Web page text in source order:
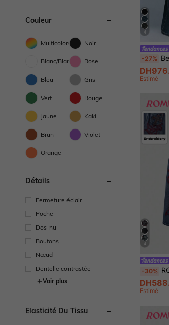
Couleur
Multicolore Noir
Blanc/Blanche Rose
Bleu Gris
Vert Rouge
Jaune Kaki
Brun Violet
Orange
Détails
Fermeture éclair
Poche
Dos-nu
Boutons
Nœud
Dentelle contrastée
Voir plus
Élasticité Du Tissu
4
-27% Betty
Estimé
4
-30%
Estimé